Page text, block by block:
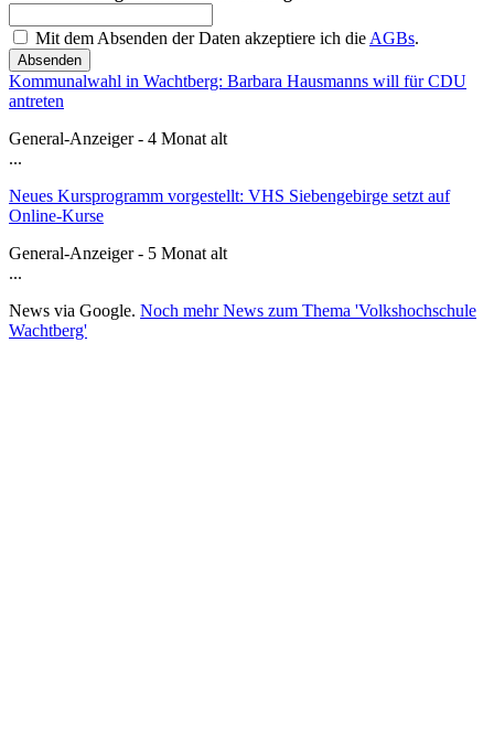
Mit dem Absenden der Daten akzeptiere ich die AGBs.
Absenden
Kommunalwahl in Wachtberg: Barbara Hausmanns will für CDU
antreten
General-Anzeiger - 4 Monat alt
...
Neues Kursprogramm vorgestellt: VHS Siebengebirge setzt auf
Online-Kurse
General-Anzeiger - 5 Monat alt
...
News via Google. Noch mehr News zum Thema 'Volkshochschule
Wachtberg'